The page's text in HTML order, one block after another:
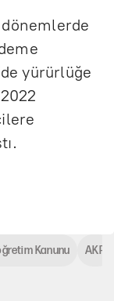
yürürlüğe
Kanunu AKP